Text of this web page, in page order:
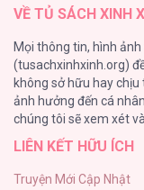
95
Búp Măng
86
A Nào,
VỀ TỦ SÁCH XINH
Mọi thông tin, hình
(tusachxinhxinh.org)
không sở hữu hay
ảnh hưởng đến cá
chúng tôi sẽ xem xét
LIÊN KẾT HỮU ÍCH
Truyện Mới Cập Nhật